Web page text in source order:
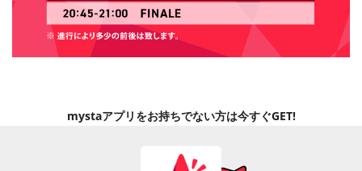
mystaアプリをお持ちでない方は今すぐGET!